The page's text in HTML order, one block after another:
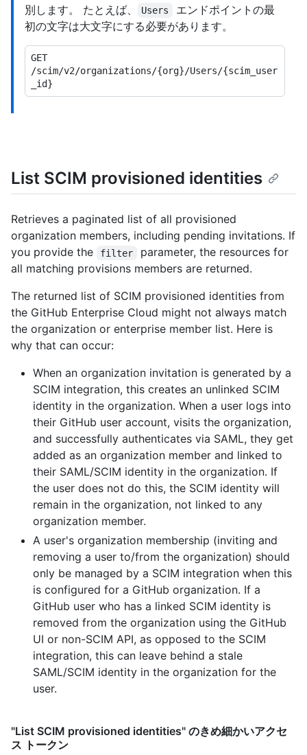
別します。 たとえば、
Users
エンドポイントの最
初の文字は大文字にする必要があります。
GET
/scim/v2/organizations/{org}/Users/{scim_user
List SCIM provisioned identities
Retrieves a paginated list of all provisioned
organization members, including pending invitations. If
you provide the
filter
parameter, the resources for
all matching provisions members are returned.
The returned list of SCIM provisioned identities from
the GitHub Enterprise Cloud might not always match
the organization or enterprise member list. Here is
why that can occur:
When an organization invitation is generated by a
SCIM integration, this creates an unlinked SCIM
identity in the organization. When a user logs into
their GitHub user account, visits the organization,
and successfully authenticates via SAML, they get
added as an organization member and linked to
their SAML/SCIM identity in the organization. If
the user does not do this, the SCIM identity will
remain in the organization, not linked to any
organization member.
A user's organization membership (inviting and
removing a user to/from the organization) should
only be managed by a SCIM integration when this
is configured for a GitHub organization. If a
GitHub user who has a linked SCIM identity is
removed from the organization using the GitHub
UI or non-SCIM API, as opposed to the SCIM
integration, this can leave behind a stale
SAML/SCIM identity in the organization for the
user.
"List SCIM provisioned identities" のきめ細かいアクセ
ス トークン